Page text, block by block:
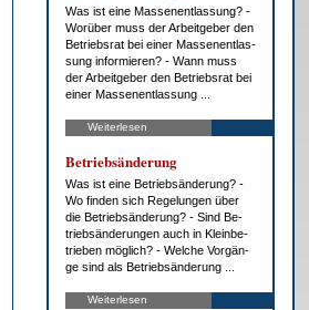
Was ist ei­ne Mas­sen­ent­las­sung? -
Wor­über muss der Ar­beit­ge­ber den
Be­triebs­rat bei ei­ner Mas­sen­ent­las­
sung in­for­mie­ren? - Wann muss
der Ar­beit­ge­ber den Be­triebs­rat bei
ei­ner Mas­sen­ent­las­sung ...
Weiterlesen
Be­trieb­s­än­de­rung
Was ist ei­ne Be­trieb­s­än­de­rung? -
Wo fin­den sich Re­ge­lun­gen über
die Be­trieb­s­än­de­rung? - Sind Be­
trieb­s­än­de­run­gen auch in Klein­be­
trie­ben mög­lich? - Wel­che Vor­gän­
ge sind als Be­trieb­s­än­de­rung ...
Weiterlesen